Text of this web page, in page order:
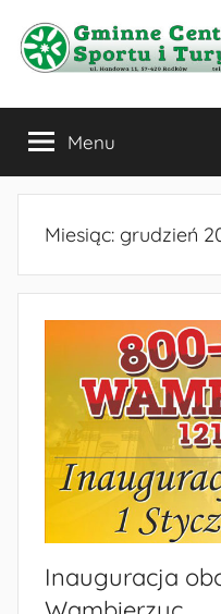
treści
Gminne
Centrum
Kultury,
Sportu
Turystyki
w
Radkowie
Menu
Miesiąc: grudzień
Inauguracja